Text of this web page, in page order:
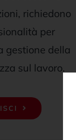
richiedono
per
gestione della
sul lavoro.